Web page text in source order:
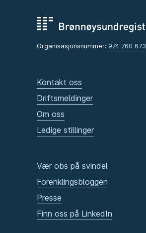
Organisasjonsnummer: 974 760 673
Kontakt oss
Driftsmeldinger
Om oss
Ledige stillinger
Vær obs på svindel
Forenklingsbloggen
Presse
Finn oss på LinkedIn